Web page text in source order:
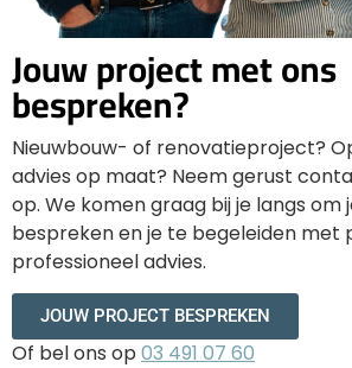
Jouw project met ons
bespreken?
Nieuwbouw- of renovatieproject?
advies op maat? Neem gerust
op. We komen graag bij je langs om
bespreken en je te begeleiden met
professioneel advies.
JOUW PROJECT BESPREKEN
Of bel ons op 03 491 07 60